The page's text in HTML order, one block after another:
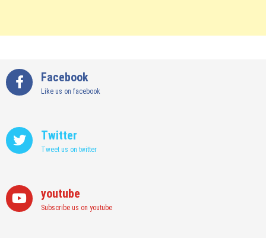
Facebook
Like us on facebook
Twitter
Tweet us on twitter
youtube
Subscribe us on youtube